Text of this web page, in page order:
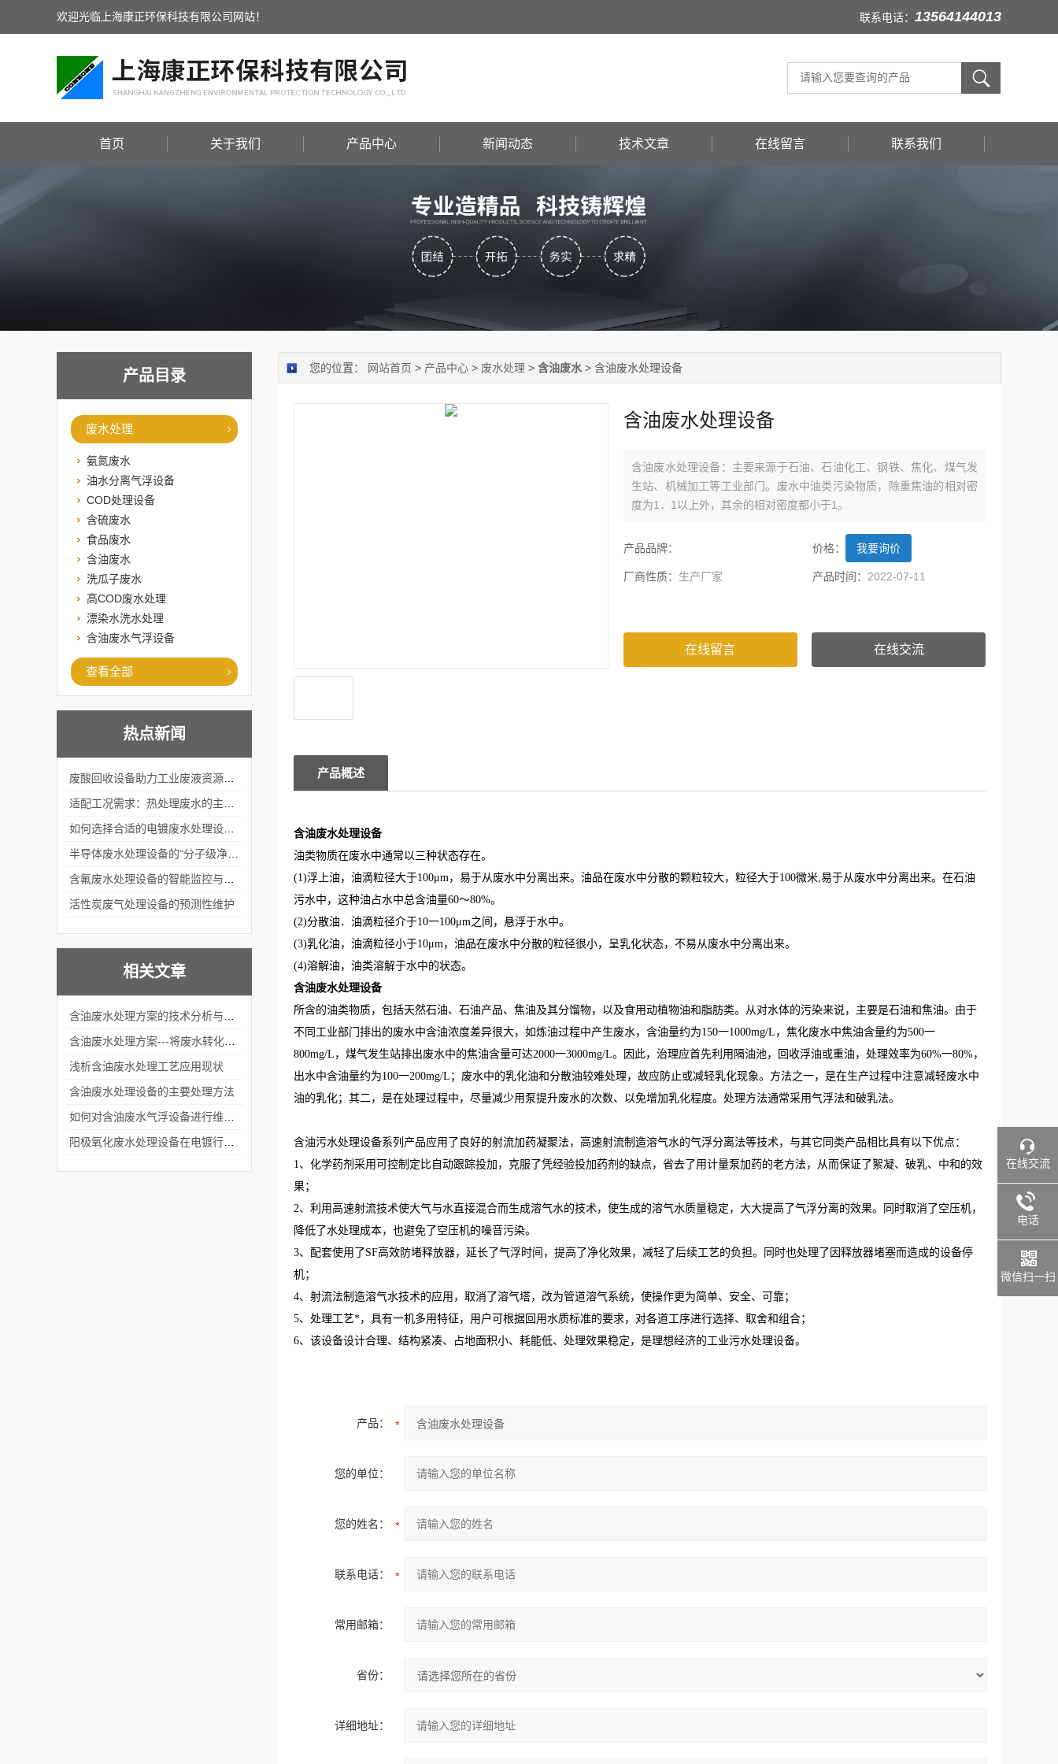
欢迎光临上海康正环保科技有限公司网站！ 联系电话： 13564144013
首页 关于我们 产品中心 新闻动态 技术文章 在线留言 联系我们
产品目录
废水处理
氨氮废水
油水分离气浮设备
COD处理设备
含硫废水
食品废水
含油废水
洗瓜子废水
高COD废水处理
漂染水洗水处理
含油废水气浮设备
查看全部
热点新闻
活性炭废气处理设备的预测性维护
相关文章
浅析含油废水处理工艺应用现状
含油废水处理设备的主要处理方法
您的位置： 网站首页 > 产品中心 > 废水处理 > 含油废水 > 含油废水处理设备
含油废水处理设备
含油废水处理设备：主要来源于石油、石油化工、钢铁、焦化、煤气发
生站、机械加工等工业部门。废水中油类污染物质，除重焦油的相对密
度为1．1以上外，其余的相对密度都小于1。
产品品牌： 价格： 我要询价
厂商性质： 生产厂家 产品时间： 2022-07-11
在线留言 在线交流
产品概述
含油废水处理设备
油类物质在废水中通常以三种状态存在。
(1)浮上油，油滴粒径大于100μm，易于从废水中分离出来。油品在废水中分散的颗粒较大，粒径大于100微米,易于从废水中分离出来。在石油
污水中，这种油占水中总含油量60～80%。
(2)分散油．油滴粒径介于10一100μm之间，悬浮于水中。
(3)乳化油，油滴粒径小于10μm，油品在废水中分散的粒径很小，呈乳化状态，不易从废水中分离出来。
(4)溶解油，油类溶解于水中的状态。
含油废水处理设备
所含的油类物质，包括天然石油、石油产品、焦油及其分馏物，以及食用动植物油和脂肪类。从对水体的污染来说，主要是石油和焦油。由于
不同工业部门排出的废水中含油浓度差异很大，如炼油过程中产生废水，含油量约为150一1000mg/L，焦化废水中焦油含量约为500一
800mg/L，煤气发生站排出废水中的焦油含量可达2000一3000mg/L。因此，治理应首先利用隔油池，回收浮油或重油，处理效率为60%一80%，
出水中含油量约为100一200mg/L；废水中的乳化油和分散油较难处理，故应防止或减轻乳化现象。方法之一，是在生产过程中注意减轻废水中
油的乳化；其二，是在处理过程中，尽量减少用泵提升废水的次数、以免增加乳化程度。处理方法通常采用气浮法和破乳法。
含油污水处理设备系列产品应用了良好的射流加药凝聚法，高速射流制造溶气水的气浮分离法等技术，与其它同类产品相比具有以下优点：
1、化学药剂采用可控制定比自动跟踪投加，克服了凭经验投加药剂的缺点，省去了用计量泵加药的老方法，从而保证了絮凝、破乳、中和的效
果；
2、利用高速射流技术使大气与水直接混合而生成溶气水的技术，使生成的溶气水质量稳定，大大提高了气浮分离的效果。同时取消了空压机，
降低了水处理成本，也避免了空压机的噪音污染。
3、配套使用了SF高效防堵释放器，延长了气浮时间，提高了净化效果，减轻了后续工艺的负担。同时也处理了因释放器堵塞而造成的设备停
机；
4、射流法制造溶气水技术的应用，取消了溶气塔，改为管道溶气系统，使操作更为简单、安全、可靠；
5、处理工艺*，具有一机多用特征，用户可根据回用水质标准的要求，对各道工序进行选择、取舍和组合；
6、该设备设计合理、结构紧凑、占地面积小、耗能低、处理效果稳定，是理想经济的工业污水处理设备。
产品：
您的单位：
您的姓名：
联系电话：
常用邮箱：
省份：
详细地址：
在线交流
电话
微信扫一扫